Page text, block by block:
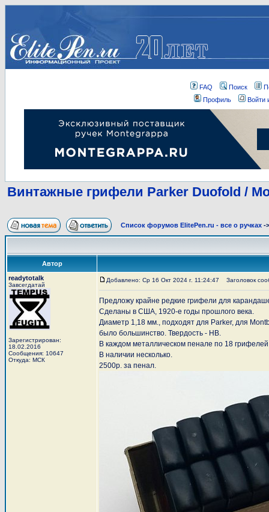
FAQ Поиск
Профиль
Войти
Винтажные грифели Parker Duofold /
Список форумов ElitePen.ru - все о ручках -
Автор
readytotalk
Завсегдатай
Зарегистрирован:
18.02.2016
Сообщения: 10647
Откуда: МСК
Добавлено: Ср 16 Окт 2024 г. 11:24:47 Заголовок
Предложу крайне редкие грифели для
Сделаны в США, 1920-е годы прошлого века.
Диаметр 1,18 мм., подходят для Parker, для
было большинство. Твердость - HB.
В каждом металлическом пенале по 18
В наличии несколько.
2500р. за пенал.